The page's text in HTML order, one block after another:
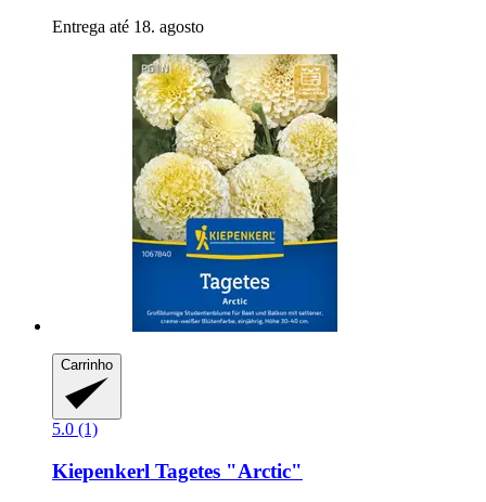
Entrega até 18. agosto
Carrinho
5.0 (1)
Kiepenkerl Tagetes "Arctic"